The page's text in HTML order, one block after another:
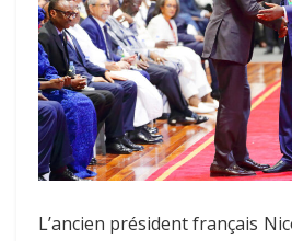
L’ancien président français